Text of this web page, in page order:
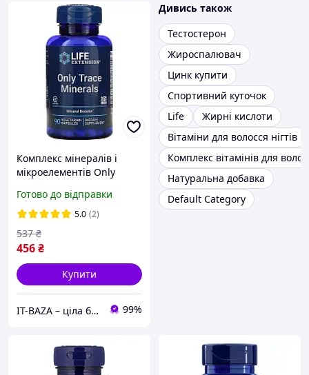
Комплекс мінералів і
мікроелементів Only
Готово до відправки
5.0 (2)
456₴
537 ₴
Купити
IT-BAZA – ціла база потрібних речей для всієї родини 99%
Дивись також
Тестостерон
Жироспалювач
Цинк купити
Спортивний куточок
Life
Жирні кислоти
Вітаміни для волосся нігтів
Комплекс вітамінів для
Натуральна добавка
Default Category